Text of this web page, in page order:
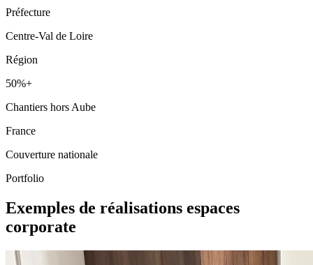
Préfecture
Centre-Val de Loire
Région
50%+
Chantiers hors Aube
France
Couverture nationale
Portfolio
Exemples de réalisations espaces
corporate